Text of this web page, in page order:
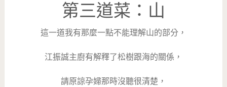
第三道菜：山
這一道我有那麼一點不能理解山的部分，
江振誠主廚有解釋了松樹跟海的關係，
請原諒孕婦那時沒聽很清楚，